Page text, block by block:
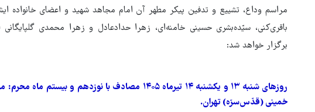
مراسم وداع، تشییع و تدفین پیکر مطهر آن امام مجاهد شهید و اعضای خانواده
باقری‌کنی، سیّده‌بشری حسینی خامنه‌ای، زهرا حدادعادل و زهرا محمدی
برگزار خواهد شد:
روزهای شنبه ۱۳ و یکشنبه ۱۴ تیرماه ۱۴۰۵ مصادف با
خمینی (قدّس‌سرّه) تهران.